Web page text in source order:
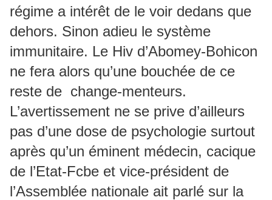
régime a intérêt de le voir dedans que
dehors. Sinon adieu le système
immunitaire. Le Hiv d’Abomey-Bohicon
ne fera alors qu’une bouchée de ce
reste de change-menteurs.
L’avertissement ne se prive d’ailleurs
pas d’une dose de psychologie surtout
après qu’un éminent médecin, cacique
de l’Etat-Fcbe et vice-président de
l’Assemblée nationale ait parlé sur la